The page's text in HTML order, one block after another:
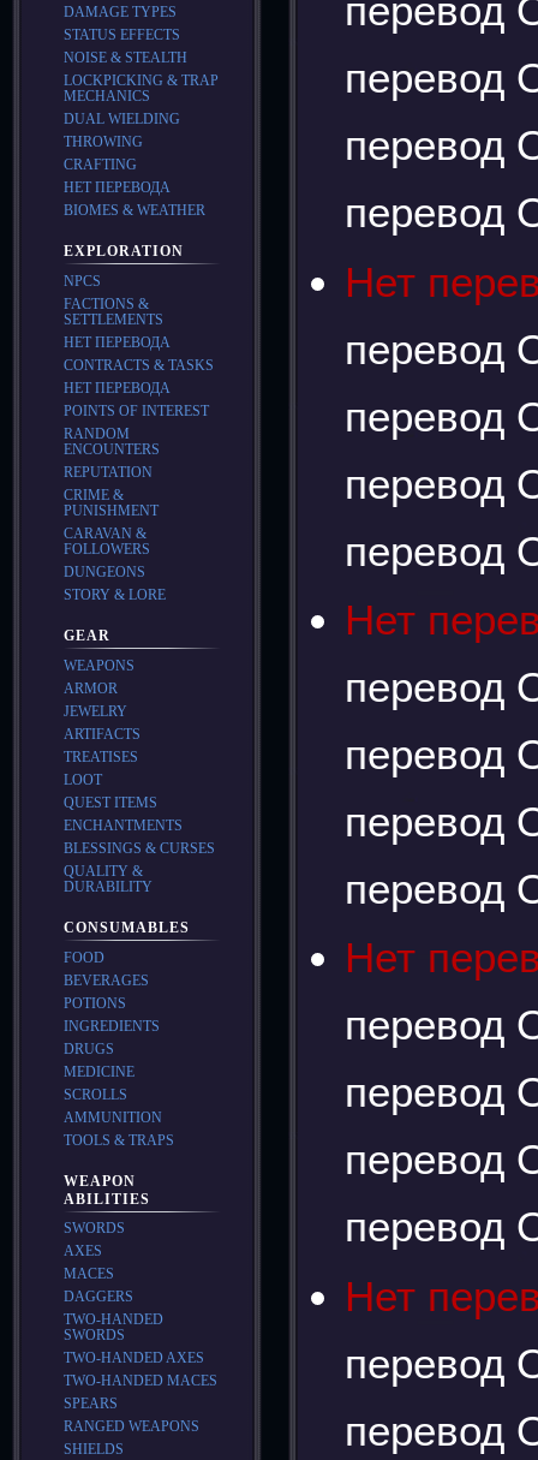
перевод
перевод
перевод
перевод
Нет
перевод
перевод
перевод
перевод
Нет
перевод
перевод
перевод
перевод
Нет
перевод
перевод
перевод
перевод
Нет
перевод
перевод
DAMAGE TYPES
STATUS EFFECTS
NOISE & STEALTH
LOCKPICKING & TRAP
MECHANICS
DUAL WIELDING
THROWING
CRAFTING
НЕТ ПЕРЕВОДА
BIOMES & WEATHER
EXPLORATION
NPCS
FACTIONS &
SETTLEMENTS
НЕТ ПЕРЕВОДА
CONTRACTS & TASKS
НЕТ ПЕРЕВОДА
POINTS OF INTEREST
RANDOM
ENCOUNTERS
REPUTATION
CRIME &
PUNISHMENT
CARAVAN &
FOLLOWERS
DUNGEONS
STORY & LORE
GEAR
WEAPONS
ARMOR
JEWELRY
ARTIFACTS
TREATISES
LOOT
QUEST ITEMS
ENCHANTMENTS
BLESSINGS & CURSES
QUALITY &
DURABILITY
CONSUMABLES
FOOD
BEVERAGES
POTIONS
INGREDIENTS
DRUGS
MEDICINE
SCROLLS
AMMUNITION
TOOLS & TRAPS
WEAPON
ABILITIES
SWORDS
AXES
MACES
DAGGERS
TWO-HANDED
SWORDS
TWO-HANDED AXES
TWO-HANDED MACES
SPEARS
RANGED WEAPONS
SHIELDS